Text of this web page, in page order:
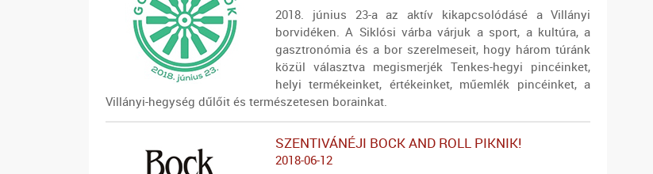
2018. június 23-a az aktív kikapcsolódásé a Villányi
borvidéken. A Siklósi várba várjuk a sport, a kultúra, a
gasztronómia és a bor szerelmeseit, hogy három túránk
közül választva megismerjék Tenkes-hegyi pincéinket,
helyi termékeinket, értékeinket, műemlék pincéinket, a
Villányi-hegység dűlőit és természetesen borainkat.
SZENTIVÁNÉJI BOCK AND ROLL PIKNIK!
2018-06-12